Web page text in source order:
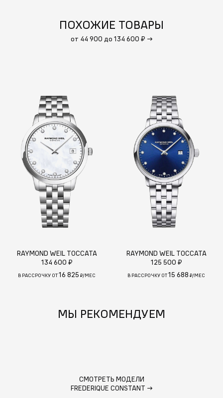
ПОХОЖИЕ ТОВАРЫ
от 44 900 до 134 600 ₽ →
RAYMOND WEIL TOCCATA
134 600 ₽
В РАССРОЧКУ ОТ16 825 ₽/МЕС
RAYMOND WEIL TOCCATA
125 500 ₽
В РАССРОЧКУ ОТ15 688 ₽/МЕС
МЫ РЕКОМЕНДУЕМ
СМОТРЕТЬ МОДЕЛИ
FREDERIQUE CONSTANT →